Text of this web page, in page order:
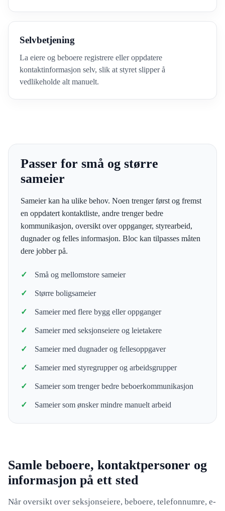
Selvbetjening
La eiere og beboere registrere eller oppdatere
kontaktinformasjon selv, slik at styret slipper å
vedlikeholde alt manuelt.
Passer for små og større
sameier
Sameier kan ha ulike behov. Noen trenger først og fremst
en oppdatert kontaktliste, andre trenger bedre
kommunikasjon, oversikt over oppganger, styrearbeid,
dugnader og felles informasjon. Bloc kan tilpasses måten
dere jobber på.
Små og mellomstore sameier
Større boligsameier
Sameier med flere bygg eller oppganger
Sameier med seksjonseiere og leietakere
Sameier med dugnader og fellesoppgaver
Sameier med styregrupper og arbeidsgrupper
Sameier som trenger bedre beboerkommunikasjon
Sameier som ønsker mindre manuelt arbeid
Samle beboere, kontaktpersoner og
informasjon på ett sted
Når oversikt over seksjonseiere, beboere, telefonnumre, e-